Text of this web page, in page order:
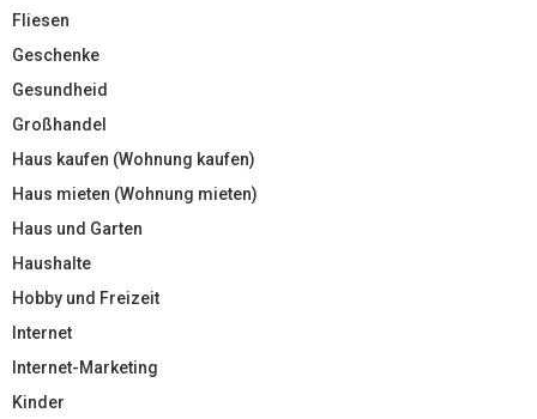
Fliesen
Geschenke
Gesundheid
Großhandel
Haus kaufen (Wohnung kaufen)
Haus mieten (Wohnung mieten)
Haus und Garten
Haushalte
Hobby und Freizeit
Internet
Internet-Marketing
Kinder